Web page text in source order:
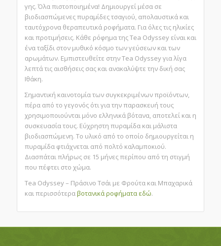
γης. Όλα πιστοποιημένα! Δημιουργεί μέσα σε
βιοδιασπώμενες πυραμίδες τσαγιού, απολαυστικά και
ταυτόχρονα θεραπευτικά ροφήματα. Για όλες τις ηλικίες
και προτιμήσεις. Κάθε ρόφημα της Tea Odyssey είναι και
ένα ταξίδι στον μυθικό κόσμο των γεύσεων και των
αρωμάτων. Εμπιστευθείτε στην Tea Odyssey για λίγα
λεπτά τις αισθήσεις σας και ανακαλύψτε την δική σας
Ιθάκη.
Σημαντική καινοτομία των συγκεκριμένων προϊόντων,
πέρα από το γεγονός ότι για την παρασκευή τους
χρησιμοποιούνται μόνο ελληνικά βότανα, αποτελεί και η
συσκευασία τους. Εύχρηστη πυραμίδα και μάλιστα
βιοδιασπώμενη. Το υλικό από το οποίο δημιουργείται η
πυραμίδα φτιάχνεται από πολτό καλαμποκιού.
Διασπάται πλήρως σε 15 μήνες περίπου από τη στιγμή
που πέφτει στο χώμα.
Tea Odyssey – Πράσινο Τσάι με Φρούτα και Μπαχαρικά
και περισσότεραβοτανικά ροφήματα εδώ.